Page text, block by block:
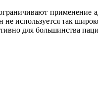
применение
используется так
для большинства